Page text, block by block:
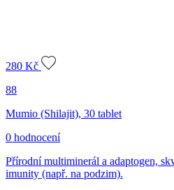
280 Kč
88
Mumio (Shilajit), 30 tablet
0 hodnocení
Přírodní multiminerál a adaptogen,
imunity (např. na podzim).